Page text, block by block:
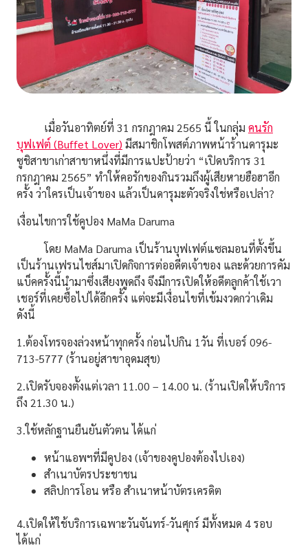
เมื่อวันอาทิตย์ที่ 31 กรกฎาคม 2565 นี้ ในกลุ่ม คนรัก
บุฟเฟต์ (Buffet Lover) มีสมาชิกโพสต์ภาพหน้าร้านดารุมะ
ซูชิสาขาเก่าสาขาหนึ่งที่มีการแปะป้ายว่า “เปิดบริการ 31
กรกฎาคม 2565” ทำให้คอรักของกินรวมถึงผู้เสียหายฮือฮาอีก
ครั้ง ว่าใครเป็นเจ้าของ แล้วเป็นดารุมะตัวจริงใช่หรือเปล่า?
เงื่อนไขการใช้คูปอง MaMa Daruma
โดย MaMa Daruma เป็นร้านบุฟเฟต์แซลมอนที่ตั้งขึ้น
เป็นร้านเฟรนไชส์มาเปิดกิจการต่ออดีตเจ้าของ และด้วยการคัม
แบ็คครั้งนี้นำมาซึ่งเสียงพูดถึง จึงมีการเปิดให้อดีตลูกค้าใช้เวา
เชอร์ที่เคยซื้อไปได้อีกครั้ง แต่จะมีเงื่อนไขที่เข้มงวดกว่าเดิม
ดังนี้
1.ต้องโทรจองล่วงหน้าทุกครั้ง ก่อนไปกิน 1วัน ที่เบอร์ 096-
713-5777 (ร้านอยู่สาขาอุดมสุข)
2.เปิดรับจองตั้งแต่เวลา 11.00 – 14.00 น. (ร้านเปิดให้บริการ
ถึง 21.30 น.)
3.ใช้หลักฐานยืนยันตัวตน ได้แก่
หน้าแอพฯที่มีคูปอง (เจ้าของคูปองต้องไปเอง)
สำเนาบัตรประชาชน
สลิปการโอน หรือ สำเนาหน้าบัตรเครดิต
4.เปิดให้ใช้บริการเฉพาะวันจันทร์-วันศุกร์ มีทั้งหมด 4 รอบ
ได้แก่